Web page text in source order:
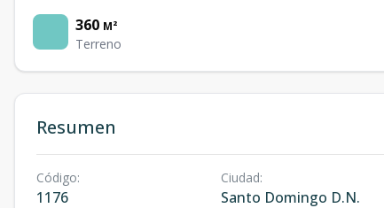
360 M²
Terreno
Resumen
Código:
1176
Ciudad:
Santo Domingo D.N.